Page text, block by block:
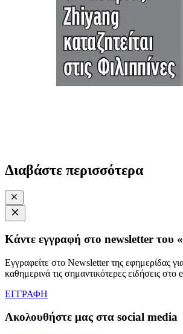
Διαβάστε περισσότερα
Κάντε εγγραφή στο newsletter του
Εγγραφείτε στο Newsletter της εφημερίδας
καθημερινά τις σημαντικότερες ειδήσεις στο
ΕΓΓΡΑΦΗ
Ακολουθήστε μας στα social media